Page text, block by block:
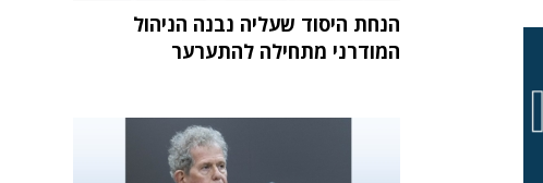
הנחת היסוד שעליה נבנה הניהול
המודרני מתחילה להתערער